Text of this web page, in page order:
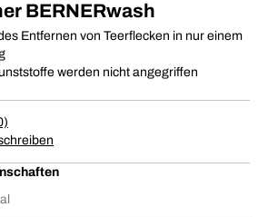
BERNERwash
Entfernen von Teerflecken in nur einem
werden nicht angegriffen